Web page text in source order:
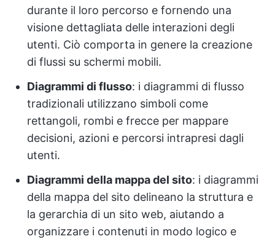
durante il loro percorso e fornendo una
visione dettagliata delle interazioni degli
utenti. Ciò comporta in genere la creazione
di flussi su schermi mobili.
Diagrammi di flusso: i diagrammi di flusso
tradizionali utilizzano simboli come
rettangoli, rombi e frecce per mappare
decisioni, azioni e percorsi intrapresi dagli
utenti.
Diagrammi della mappa del sito: i diagrammi
della mappa del sito delineano la struttura e
la gerarchia di un sito web, aiutando a
organizzare i contenuti in modo logico e